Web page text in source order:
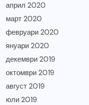
април 2020
март 2020
февруари 2020
януари 2020
декември 2019
октомври 2019
август 2019
юли 2019